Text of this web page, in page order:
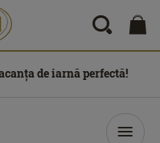
de iarnă perfectă!